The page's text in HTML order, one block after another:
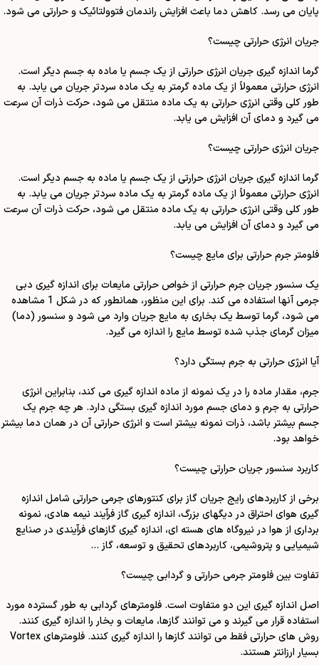
پایان می رسد. کاهش دما باعث افزایش راندمان فتوولتائیک و حرارتی می شود.
جریان انرژی حرارتی چیست؟
گرما اندازه گیری جریان انرژی حرارتی از یک جسم یا ماده به جسم دیگر است.
انرژی حرارتی معمولاً از یک ماده گرمتر به یک ماده سردتر جریان می یابد. به
طور کلی وقتی انرژی حرارتی به یک ماده منتقل می شود، حرکت ذرات آن سرعت
می گیرد و دمای آن افزایش می یابد.
جریان انرژی حرارتی چیست؟
گرما اندازه گیری جریان انرژی حرارتی از یک جسم یا ماده به جسم دیگر است.
انرژی حرارتی معمولاً از یک ماده گرمتر به یک ماده سردتر جریان می یابد. به
طور کلی وقتی انرژی حرارتی به یک ماده منتقل می شود، حرکت ذرات آن سرعت
می گیرد و دمای آن افزایش می یابد.
فلومتر جرم حرارتی برای مایع چیست؟
یک سنسور جریان جرم حرارتی از خواص حرارتی مایعات برای اندازه گیری دبی
جرمی آنها استفاده می کند. برای این منظور، همانطور که در شکل 1 مشاهده
می شود، گرما توسط یک بخاری به مایع جریان وارد می شود و سنسور (دما)
میزان گرمای جذب شده توسط مایع را اندازه می گیرد.
آیا انرژی حرارتی به جرم بستگی دارد؟
جرم، مقدار ماده را در یک نمونه از ماده اندازه گیری می کند، بنابراین انرژی
حرارتی به جرم و دمای جسم مورد اندازه گیری بستگی دارد. هر چه جرم یک
جسم بیشتر باشد، ذرات نمونه بیشتر است و انرژی حرارتی آن در همان دما بیشتر
خواهد بود.
کاربرد سنسور جریان حرارتی چیست؟
برخی از کاربردهای رایج جریان گاز برای کنتورهای جرمی حرارتی شامل اندازه
گیری هوای احتراق در دیگهای بزرگ، اندازه گیری گاز فرآیند نیمه هادی، نمونه
برداری از هوا در نیروگاه های هسته ای، اندازه گیری گازهای فرآیندی در صنایع
شیمیایی و پتروشیمی، کاربردهای تحقیق و توسعه، گاز …
تفاوت بین فلومتر جرمی حرارتی و گردابی چیست؟
اصل اندازه گیری این دو متفاوت است. فلومترهای گردابی به طور گسترده مورد
استفاده قرار می گیرند و می توانند گازها، مایعات و بخار را اندازه گیری کنند.
روش های حرارتی فقط می توانند گازها را اندازه گیری کنند. فلومترهای Vortex
بسیار ارزانتر هستند.